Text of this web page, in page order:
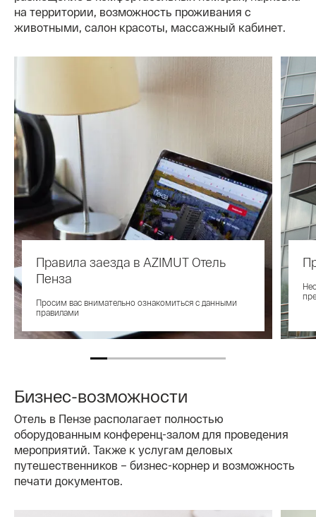
на территории, возможность проживания с
животными, салон красоты, массажный кабинет.
Правила заезда в AZIMUT Отель
Пенза
Просим вас внимательно ознакомиться с данными
правилами
Бизнес-возможности
Отель в Пензе располагает полностью
оборудованным конференц-залом для проведения
мероприятий. Также к услугам деловых
путешественников – бизнес-корнер и возможность
печати документов.